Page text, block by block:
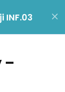
INF.03
–
się
się